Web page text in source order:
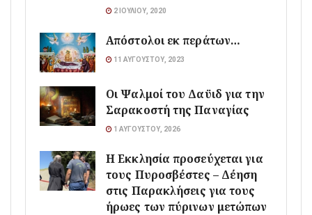
2 ΙΟΥΛΊΟΥ, 2020
Απόστολοι εκ περάτων…
11 ΑΥΓΟΎΣΤΟΥ, 2023
Οι Ψαλμοί του Δαϋιδ για την
Σαρακοστή της Παναγίας
1 ΑΥΓΟΎΣΤΟΥ, 2026
Η Εκκλησία προσεύχεται για
τους Πυροσβέστες – Δέηση
στις Παρακλήσεις για τους
ήρωες των πύρινων μετώπων